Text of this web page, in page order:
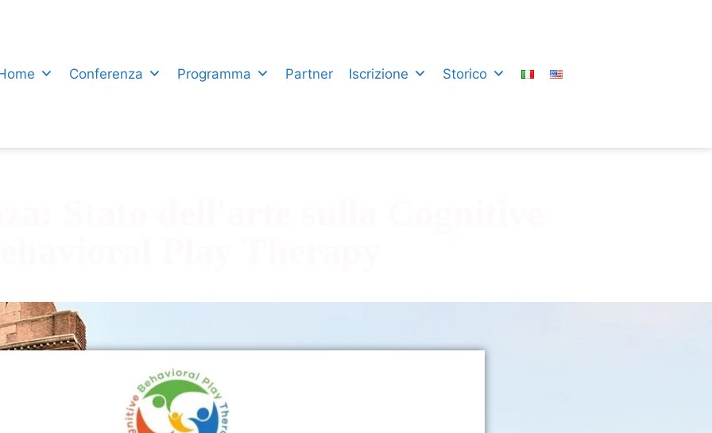
Conferenza Programma Partner Iscrizione Storico